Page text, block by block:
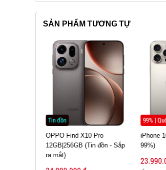
Một điểm đáng chú ý trong thiết
điện thoại. Nút này giúp người
năng như độ phơi sáng, độ sâu
Màn hình sắc nét
SẢN PHẨM TƯƠNG TỰ
Tin đồn
OPPO Find X10 Pro
12GB|256GB (Tin đồn - Sắp
ra mắt)
99% |
iPhone
99%)